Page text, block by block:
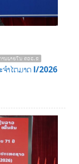
ານພາຍໃນ ຄອຮ.ຂ
ຈໍາໄຕມາດ I/2026